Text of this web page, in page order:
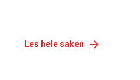
Les hele saken